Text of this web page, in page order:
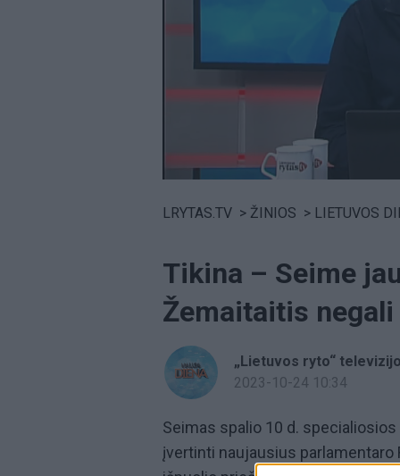
LRYTAS.TV > ŽINIOS > LIETUVOS
Tikina – Seime
Žemaitaitis
„Lietuvos ryto“
2023-10-24 10:34
Seimas spalio 10 d.
įvertinti naujausius parlamentaro